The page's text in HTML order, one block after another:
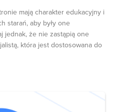
mają charakter edukacyjny i
starań, aby były one
jednak, że nie zastąpią one
która jest dostosowana do